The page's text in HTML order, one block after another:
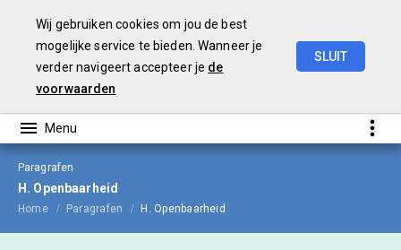
Wij gebruiken cookies om jou de best
mogelijke service te bieden. Wanneer je
verder navigeert accepteer je de
voorwaarden
SLUIT
Paragrafen
H. Openbaarheid
Home Paragrafen H. Openbaarheid